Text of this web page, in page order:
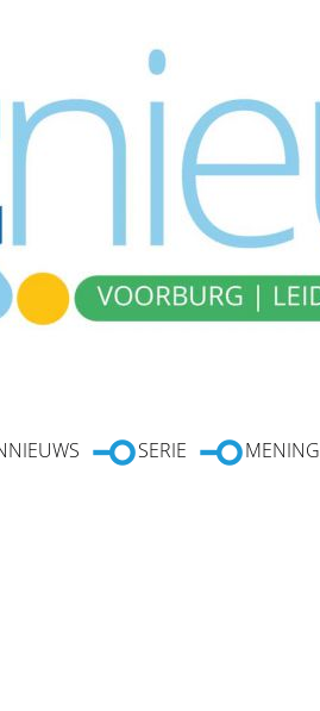
SERIE MENING